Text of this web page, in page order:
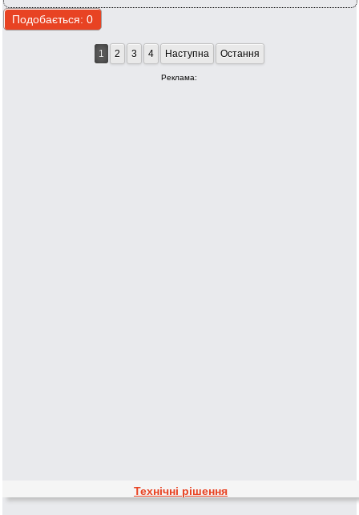
1 2 3 4 Наступна Остання
Реклама:
Технічні рішення